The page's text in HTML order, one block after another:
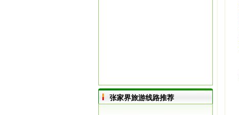
张家界旅游线路推荐